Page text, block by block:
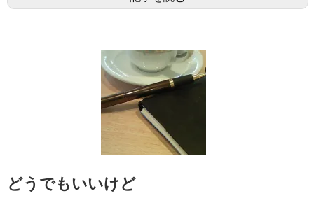
どうでもいいけど